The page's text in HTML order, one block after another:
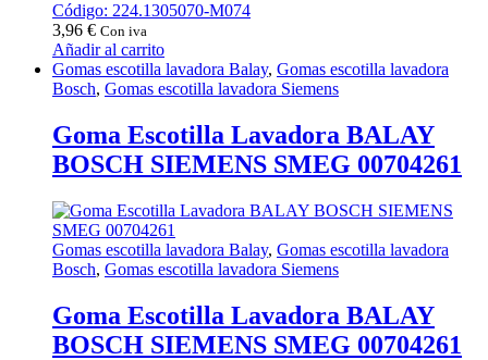
Código: 224.1305070-M074
3,96 € Con iva
Añadir al carrito
Gomas escotilla lavadora Balay, Gomas escotilla lavadora
Bosch, Gomas escotilla lavadora Siemens
Goma Escotilla Lavadora BALAY
BOSCH SIEMENS SMEG 00704261
Gomas escotilla lavadora Balay, Gomas escotilla lavadora
Bosch, Gomas escotilla lavadora Siemens
Goma Escotilla Lavadora BALAY
BOSCH SIEMENS SMEG 00704261